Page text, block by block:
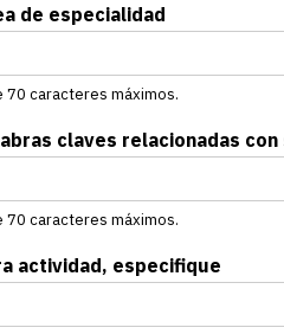
de especialidad
70 caracteres máximos.
claves relacionadas
70 caracteres máximos.
actividad, especifique